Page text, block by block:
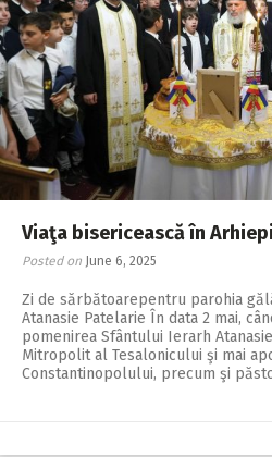
Viaţa bisericească în
Posted on June 6, 2025
Zi de sărbătoarepentru parohia
Atanasie Patelarie În data 2 mai,
pomenirea Sfântului Ierarh
Mitropolit al Tesalonicului şi mai
Constantinopolului, precum şi